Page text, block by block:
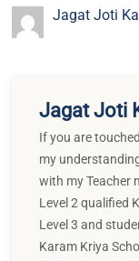
Jagat Joti
Jagat Joti
If you are
my
with my Teacher
Level 2 qualified
Level 3 and
Karam Kriya